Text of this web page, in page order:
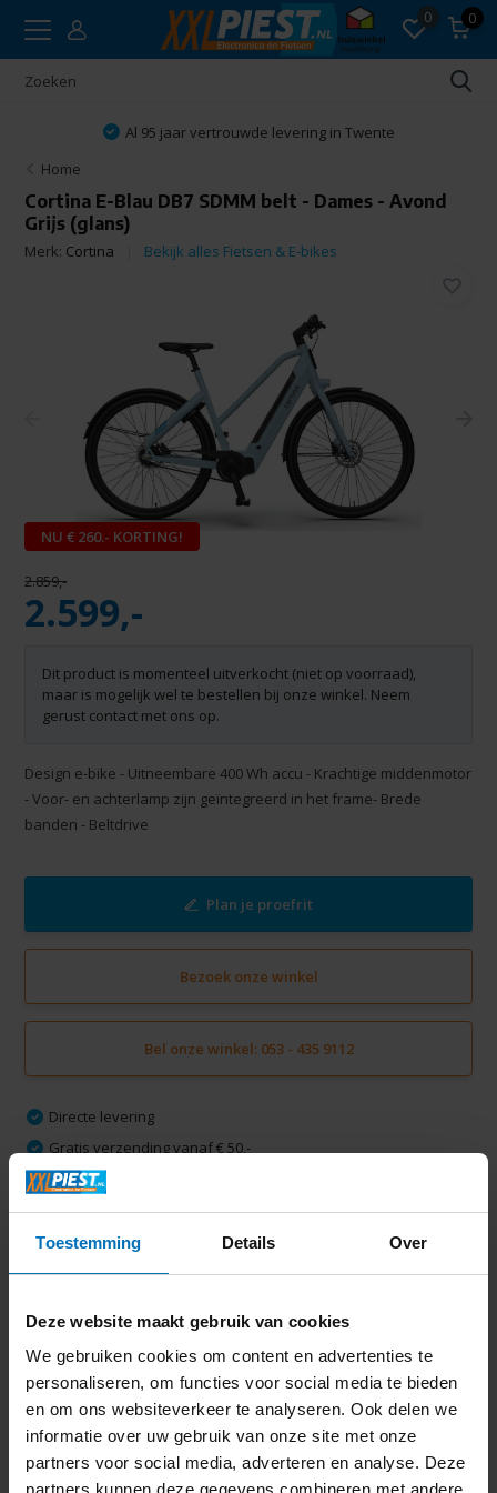
Toestemming Details Over
Deze website maakt gebruik van cookies
We gebruiken cookies om content en advertenties te
personaliseren, om functies voor social media te bieden
en om ons websiteverkeer te analyseren. Ook delen we
informatie over uw gebruik van onze site met onze
partners voor social media, adverteren en analyse. Deze
partners kunnen deze gegevens combineren met andere
0 0
Al 95 jaar vertrouwde levering in Twente
Home
Cortina E-Blau DB7 SDMM belt - Dames - Avond
Grijs (glans)
Merk: Cortina Bekijk alles Fietsen & E-bikes
NU € 260.- KORTING!
2.859,-
2.599,-
Dit product is momenteel uitverkocht (niet op voorraad),
maar is mogelijk wel te bestellen bij onze winkel. Neem
gerust contact met ons op.
Design e-bike - Uitneembare 400 Wh accu - Krachtige middenmotor
- Voor- en achterlamp zijn geïntegreerd in het frame- Brede
banden - Beltdrive
Plan je proefrit
Bezoek onze winkel
Bel onze winkel: 053 - 435 9112
Directe levering
Gratis verzending vanaf € 50,-
Volledige thuisinstallatie mogelijk in Twente
Ruim 2000 m2 winkelplezier
Specificaties